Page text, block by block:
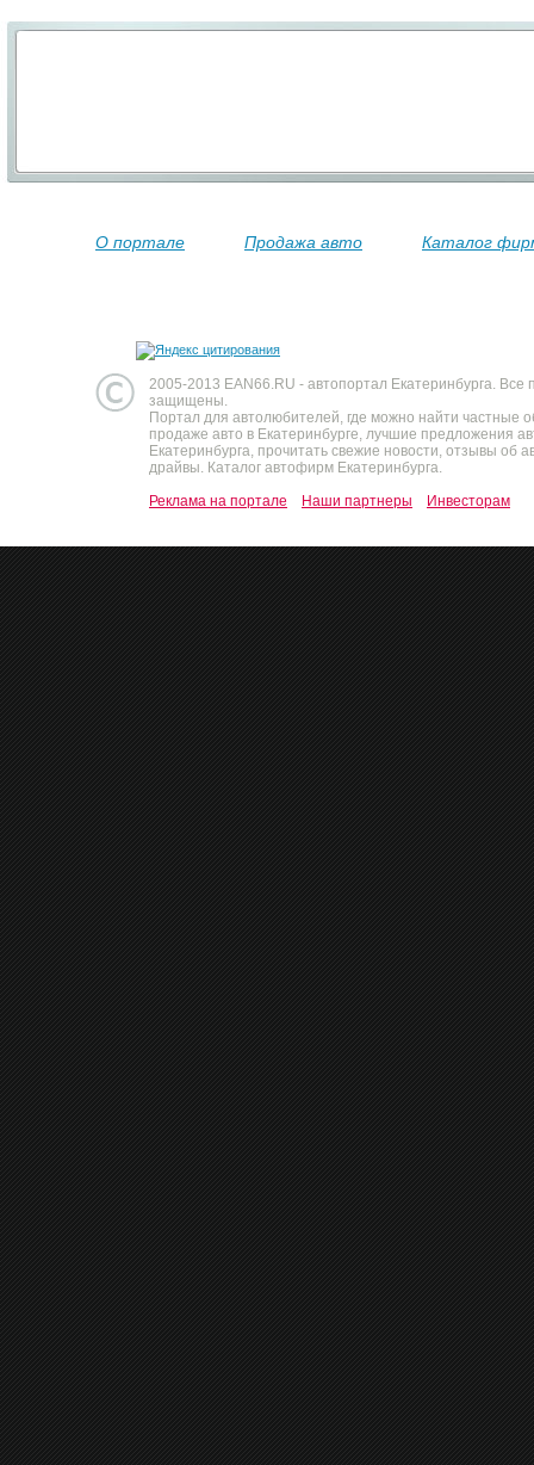
О портале Продажа авто Каталог
2005-2013 EAN66.RU - автопортал Екатеринбурга. Все
защищены.
Портал для автолюбителей, где можно найти частные
продаже авто в Екатеринбурге, лучшие предложения
Екатеринбурга, прочитать свежие новости, отзывы об
драйвы. Каталог автофирм Екатеринбурга.
Реклама на портале
Наши партнеры Инвесторам